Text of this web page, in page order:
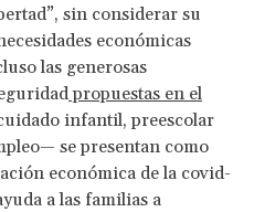
sin considerar su
económicas
las generosas
propuestas en el
infantil, preescolar
se presentan como
económica de la covid-
a las familias a